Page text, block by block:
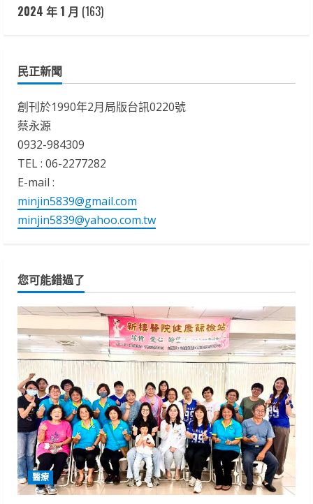
2024 年 1 月 (163)
民正新聞
創刊於1990年2月局版台訊0220號
蔡永源
0932-984309
TEL : 06-2277282
E-mail :
minjin5839@gmail.com
minjin5839@yahoo.com.tw
您可能錯過了
醫療